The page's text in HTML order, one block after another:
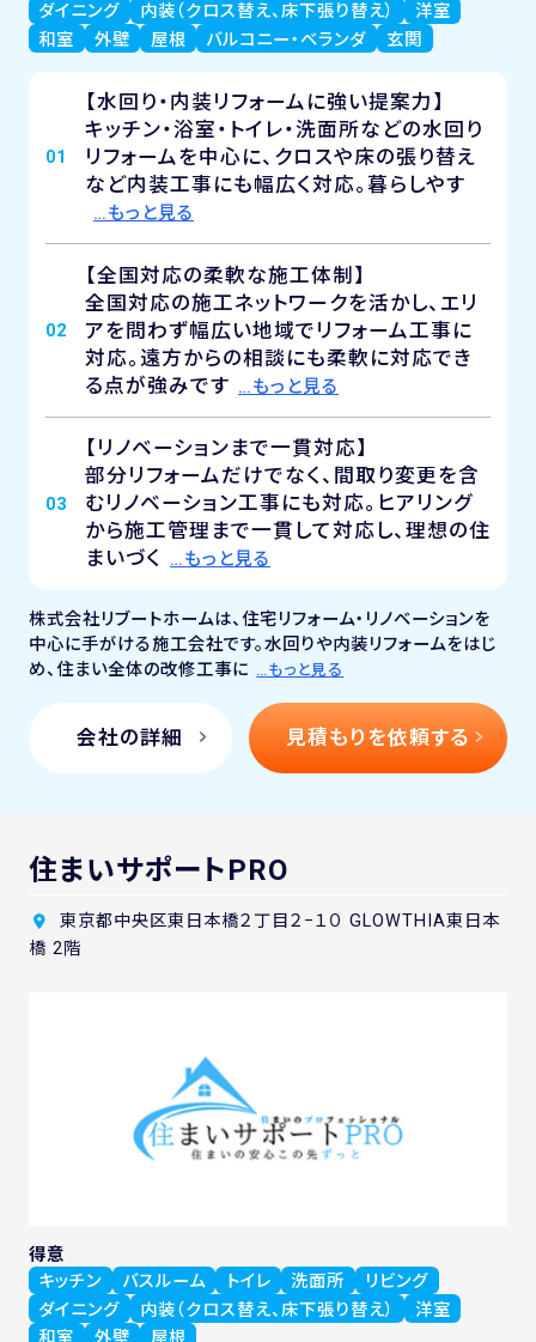
ダイニング
内装（クロス替え、床下張り替え）
洋室
和室
外壁 屋根 バルコニー・ベランダ 玄関
01
【水回り・内装リフォームに強い提案力】
キッチン・浴室・トイレ・洗面所などの水回り
リフォームを中心に、クロスや床の張り替え
など内装工事にも幅広く対応。暮らしやす
…もっと見る
02
【全国対応の柔軟な施工体制】
全国対応の施工ネットワークを活かし、エリ
アを問わず幅広い地域でリフォーム工事に
対応。遠方からの相談にも柔軟に対応でき
る点が強みです …もっと見る
03
【リノベーションまで一貫対応】
部分リフォームだけでなく、間取り変更を含
むリノベーション工事にも対応。ヒアリング
から施工管理まで一貫して対応し、理想の住
まいづく
…もっと見る
株式会社リブートホームは、住宅リフォーム・リノベーションを
中心に手がける施工会社です。水回りや内装リフォームをはじ
め、住まい全体の改修工事に …もっと見る
会社の詳細 見積もりを依頼する
住まいサポートPRO
東京都中央区東日本橋２丁目２−１０ GLOWTHIA東日本
橋 2階
得意
キッチン
バスルーム トイレ 洗面所
リビング
ダイニング
内装（クロス替え、床下張り替え）
洋室
和室
外壁 屋根